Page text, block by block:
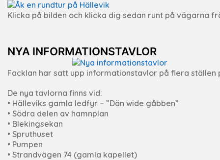
Klicka på bilden och klicka dig sedan runt på vägarna
NYA INFORMATIONSTAVLOR
Facklan har satt upp informationstavlor på flera
De nya tavlorna finns vid:
• Hälleviks gamla ledfyr – ”Dän wide gåbben”
• Södra delen av hamnplan
• Blekingsekan
• Spruthuset
• Pumpen
• Strandvägen 74 (gamla kapellet)